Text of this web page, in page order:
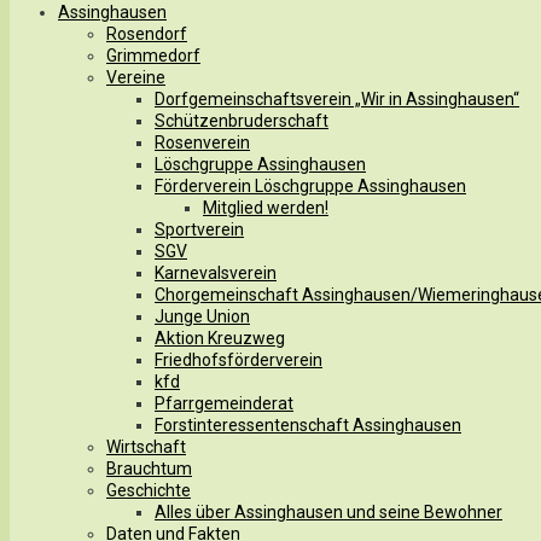
Assinghausen
Rosendorf
Grimmedorf
Vereine
Dorfgemeinschaftsverein „Wir in Assinghausen“
Schützenbruderschaft
Rosenverein
Löschgruppe Assinghausen
Förderverein Löschgruppe Assinghausen
Mitglied werden!
Sportverein
SGV
Karnevalsverein
Chorgemeinschaft Assinghausen/
Junge Union
Aktion Kreuzweg
Friedhofsförderverein
kfd
Pfarrgemeinderat
Forstinteressentenschaft Assinghausen
Wirtschaft
Brauchtum
Geschichte
Alles über Assinghausen und seine Bewohner
Daten und Fakten